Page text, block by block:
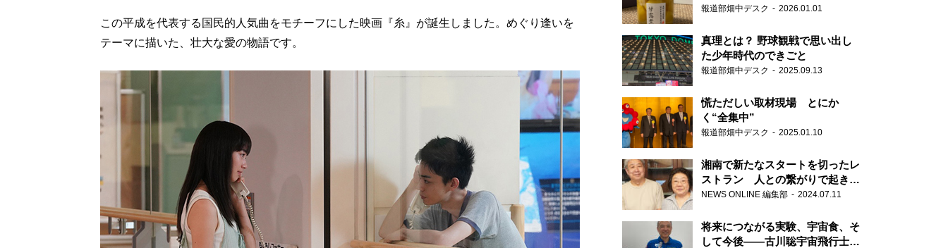
この平成を代表する国民的人気曲をモチーフにした映画『糸』が誕生しました。めぐり逢いを
テーマに描いた、壮大な愛の物語です。
報道部畑中デスク 2026.01.01
真理とは？ 野球観戦で思い出し
た少年時代のできごと
報道部畑中デスク 2025.09.13
慌ただしい取材現場 とにか
く“全集中”
報道部畑中デスク 2025.01.10
湘南で新たなスタートを切ったレ
ストラン 人との繋がりで起きた
奇跡
NEWS ONLINE 編集部 2024.07.11
将来につながる実験、宇宙食、そ
して今後――古川聡宇宙飛行士単